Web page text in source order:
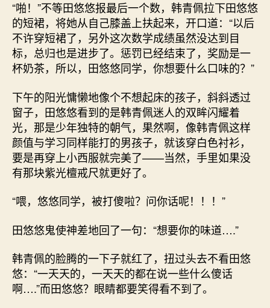
“啪！”不等田悠悠报最后一个数，韩青佩拉下田悠悠
的短裙，将她从自己膝盖上扶起来，开口道：“以后
不许穿短裙了，另外这次数学成绩虽然没达到目
标，总归也是进步了。惩罚已经结束了，奖励是一
杯奶茶，所以，田悠悠同学，你想要什么口味的？”
下午的阳光慵懒地像个不想起床的孩子，斜斜透过
窗子，田悠悠看到的是韩青佩迷人的双眸闪耀着
光，那是少年独特的朝气，果然啊，像韩青佩这样
颜值与学习同样能打的男孩子，就该穿白色衬衫，
要是再穿上小西服就完美了——当然，手里如果没
有那块紫光檀戒尺就更好了。
“喂，悠悠同学，被打傻啦？问你话呢！！！”
田悠悠鬼使神差地回了一句：“想要你的味道….”
韩青佩的脸腾的一下子就红了，扭过头去不看田悠
悠：“一天天的，一天天的都在说一些什么傻话
啊….”而田悠悠？眼睛都要笑得看不到了。